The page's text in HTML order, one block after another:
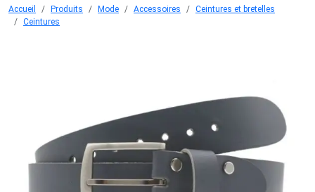
Accueil Produits Mode Accessoires
Ceintures et bretelles
Ceintures